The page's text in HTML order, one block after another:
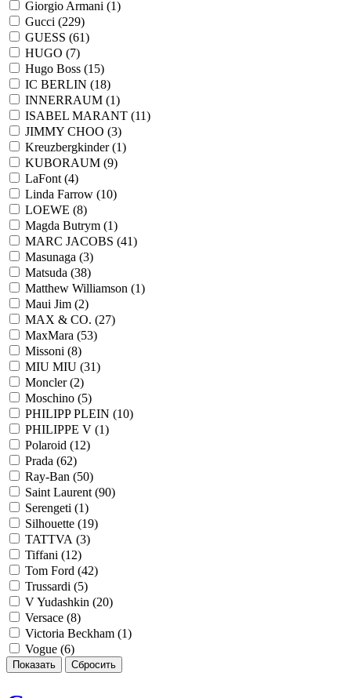
Giorgio Armani (1)
Gucci (229)
GUESS (61)
HUGO (7)
Hugo Boss (15)
IC BERLIN (18)
INNERRAUM (1)
ISABEL MARANT (11)
JIMMY CHOO (3)
Kreuzbergkinder (1)
KUBORAUM (9)
LaFont (4)
Linda Farrow (10)
LOEWE (8)
Magda Butrym (1)
MARC JACOBS (41)
Masunaga (3)
Matsuda (38)
Matthew Williamson (1)
Maui Jim (2)
MAX & CO. (27)
MaxMara (53)
Missoni (8)
MIU MIU (31)
Moncler (2)
Moschino (5)
PHILIPP PLEIN (10)
PHILIPPE V (1)
Polaroid (12)
Prada (62)
Ray-Ban (50)
Saint Laurent (90)
Serengeti (1)
Silhouette (19)
TATTVA (3)
Tiffani (12)
Tom Ford (42)
Trussardi (5)
V Yudashkin (20)
Versace (8)
Victoria Beckham (1)
Vogue (6)